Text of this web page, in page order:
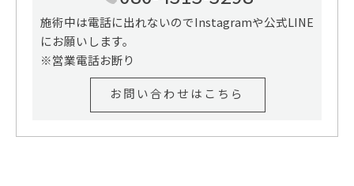
施術中は電話に出れないのでInstagramや公式LINE
にお願いします。
※営業電話お断り
お問い合わせはこちら